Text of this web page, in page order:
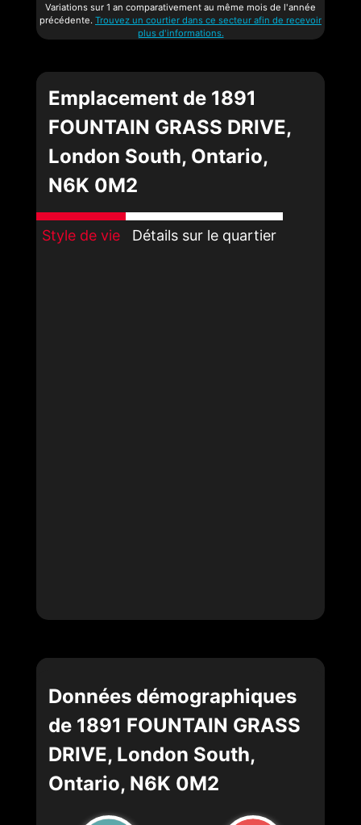
Variations sur 1 an comparativement au même mois de l'année
précédente. Trouvez un courtier dans ce secteur afin de recevoir
plus d'informations.
Emplacement de 1891
FOUNTAIN GRASS DRIVE,
London South, Ontario,
N6K 0M2
Style de vie Détails sur le quartier
Données démographiques
de 1891 FOUNTAIN GRASS
DRIVE, London South,
Ontario, N6K 0M2